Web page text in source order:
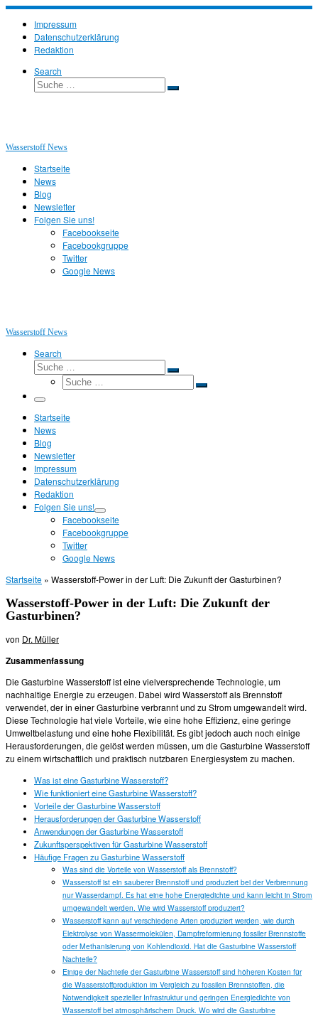
Zum
Inhalt
springen
Impressum
Datenschutzerklärung
Redaktion
Search
Suche
Suche
Wasserstoff News
Startseite
News
Blog
Newsletter
Folgen Sie uns!
Facebookseite
Facebookgruppe
Twitter
Google News
Wasserstoff News
Search
Suche
Suche
Suche
Suche
Menü
Startseite
News
Blog
Newsletter
Impressum
Datenschutzerklärung
Redaktion
Folgen Sie uns!
Facebookseite
Facebookgruppe
Twitter
Google News
Startseite » Wasserstoff-Power in der Luft: Die Zukunft der Gasturbinen?
Wasserstoff-Power in der Luft: Die Zukunft der
Gasturbinen?
von Dr. Müller
Zusammenfassung
Die Gasturbine Wasserstoff ist eine vielversprechende Technologie, um
nachhaltige Energie zu erzeugen. Dabei wird Wasserstoff als Brennstoff
verwendet, der in einer Gasturbine verbrannt und zu Strom umgewandelt wird.
Diese Technologie hat viele Vorteile, wie eine hohe Effizienz, eine geringe
Umweltbelastung und eine hohe Flexibilität. Es gibt jedoch auch noch einige
Herausforderungen, die gelöst werden müssen, um die Gasturbine Wasserstoff
zu einem wirtschaftlich und praktisch nutzbaren Energiesystem zu machen.
Was ist eine Gasturbine Wasserstoff?
Wie funktioniert eine Gasturbine Wasserstoff?
Vorteile der Gasturbine Wasserstoff
Herausforderungen der Gasturbine Wasserstoff
Anwendungen der Gasturbine Wasserstoff
Zukunftsperspektiven für Gasturbine Wasserstoff
Häufige Fragen zu Gasturbine Wasserstoff
Was sind die Vorteile von Wasserstoff als Brennstoff?
Wasserstoff ist ein sauberer Brennstoff und produziert bei der Verbrennung
nur Wasserdampf. Es hat eine hohe Energiedichte und kann leicht in Strom
umgewandelt werden. Wie wird Wasserstoff produziert?
Wasserstoff kann auf verschiedene Arten produziert werden, wie durch
Elektrolyse von Wassermolekülen, Dampfreformierung fossiler Brennstoffe
oder Methanisierung von Kohlendioxid. Hat die Gasturbine Wasserstoff
Nachteile?
Einige der Nachteile der Gasturbine Wasserstoff sind höheren Kosten für
die Wasserstoffproduktion im Vergleich zu fossilen Brennstoffen, die
Notwendigkeit spezieller Infrastruktur und geringen Energiedichte von
Wasserstoff bei atmosphärischem Druck. Wo wird die Gasturbine